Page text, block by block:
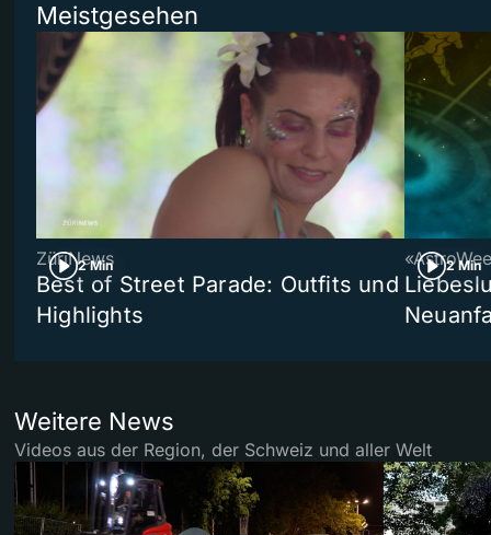
Meistgesehen
2 Min
ZüriNews
Best of Street Parade: Outfits und
Highlights
2 Min
Weitere News
Videos aus der Region, der Schweiz und aller Welt